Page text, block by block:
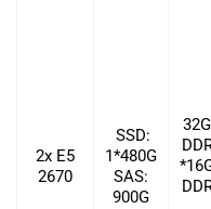
2x E5
2670
SSD:
1*480G
SAS:
900G